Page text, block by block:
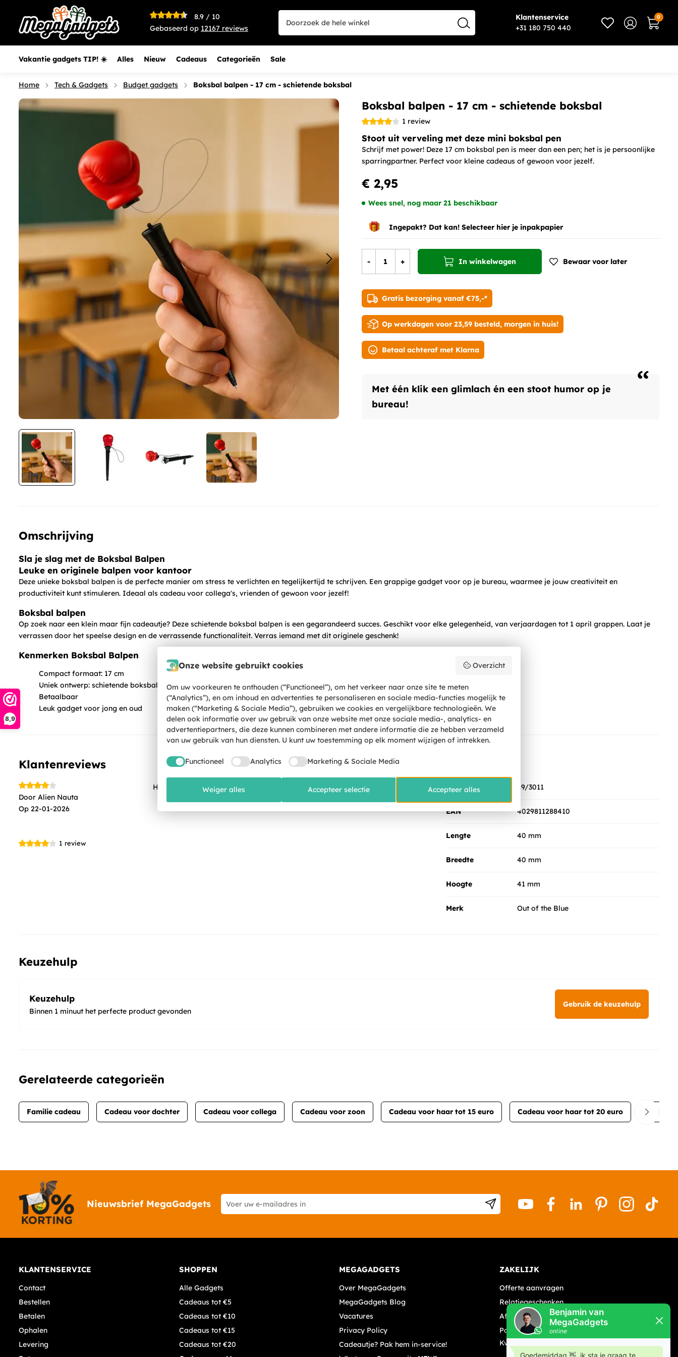
8,9
Klantenservice
+31 180 750 440
8.9/ 10
Gebaseerd op 12167 reviews
0
Vakantie gadgets TIP! ☀️ Alles Nieuw Cadeaus Categorieën Sale
Home Tech & Gadgets Budget gadgets Boksbal balpen - 17 cm - schietende boksbal
Boksbal balpen - 17 cm - schietende boksbal
€ 2,95
Boksbal balpen - 17 cm - schietende boksbal
€ 2,95
+ In winkelwagen
Ingepakt? Dat kan! Selecteer hier je inpakpapier
- + In winkelwagen Bewaar voor later
1 review
Gratis bezorging vanaf €75,-*
Op werkdagen voor 23,59 besteld, morgen in huis!
Betaal achteraf met Klarna
Met één klik een glimlach én een stoot humor op je
bureau!
“
Wees snel, nog maar 21 beschikbaar
Stoot uit verveling met deze mini boksbal pen
Schrijf met power! Deze 17 cm boksbal pen is meer dan een pen; het is je persoonlijke
sparringpartner. Perfect voor kleine cadeaus of gewoon voor jezelf.
Omschrijving
Sla je slag met de Boksbal Balpen
Leuke en originele balpen voor kantoor
Deze unieke boksbal balpen is de perfecte manier om stress te verlichten en tegelijkertijd te schrijven. Een grappige gadget voor op je bureau, waarmee je jouw creativiteit en
productiviteit kunt stimuleren. Ideaal als cadeau voor collega's, vrienden of gewoon voor jezelf!
Boksbal balpen
Op zoek naar een klein maar fijn cadeautje? Deze schietende boksbal balpen is een gegarandeerd succes. Geschikt voor elke gelegenheid, van verjaardagen tot 1 april grappen. Laat je
verrassen door het speelse design en de verrassende functionaliteit. Verras iemand met dit originele geschenk!
Kenmerken Boksbal Balpen
Compact formaat: 17 cm
Uniek ontwerp: schietende boksbal
Betaalbaar
Leuk gadget voor jong en oud
Klantenreviews
Door Alien Nauta
Op 22-01-2026
Heel erg grappig , maar zoals verwacht erg kwetsbaar.
1 review
SKU 29/3011
EAN 4029811288410
Lengte 40 mm
Breedte 40 mm
Hoogte 41 mm
Merk Out of the Blue
Keuzehulp
Keuzehulp
Binnen 1 minuut het perfecte product gevonden
Gebruik de keuzehulp
Gerelateerde categorieën
Familie cadeau Cadeau voor dochter Cadeau voor collega Cadeau voor zoon Cadeau voor haar tot 15 euro Cadeau voor haar tot 20 euro Cadeau
Nieuwsbrief MegaGadgets
KLANTENSERVICE
Contact
Bestellen
Betalen
Ophalen
Levering
SHOPPEN
Alle Gadgets
Cadeaus tot €5
Cadeaus tot €10
Cadeaus tot €15
Cadeaus tot €20
MEGAGADGETS
Over MegaGadgets
MegaGadgets Blog
Vacatures
Privacy Policy
Cadeautje? Pak hem in-service!
ZAKELIJK
Offerte aanvragen
Relatiegeschenken
Affiliates
Partners
KvK: 83659986
Onze website gebruikt cookies Overzicht
Om uw voorkeuren te onthouden (“Functioneel”), om het verkeer naar onze site te meten
(“Analytics”), en om inhoud en advertenties te personaliseren en sociale media-functies mogelijk te
maken (“Marketing & Sociale Media”), gebruiken we cookies en vergelijkbare technologieën. We
delen ook informatie over uw gebruik van onze website met onze sociale media-, analytics- en
advertentiepartners, die deze kunnen combineren met andere informatie die ze hebben verzameld
van uw gebruik van hun diensten. U kunt uw toestemming op elk moment wijzigen of intrekken.
Functioneel Analytics Marketing & Sociale Media
Weiger alles Accepteer selectie Accepteer alles